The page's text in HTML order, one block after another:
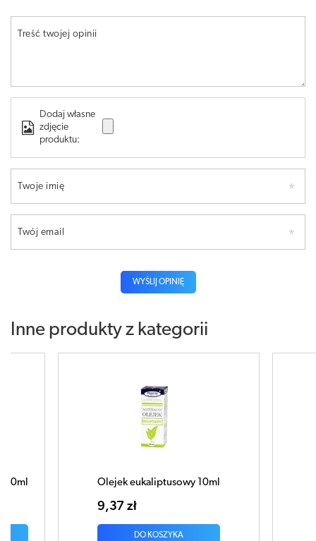
Treść twojej opinii
Dodaj własne
zdjęcie
produktu:
Twoje imię
Twój email
WYŚLIJ OPINIĘ
Inne produkty z kategorii
Olejek eukaliptusowy 10ml
9,37 zł
DO KOSZYKA